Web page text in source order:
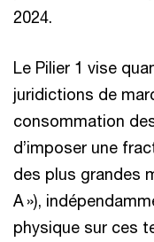
2024.
Le Pilier 1 vise
juridictions de
consommation
d’imposer une
des plus grandes
A »),
physique sur ces